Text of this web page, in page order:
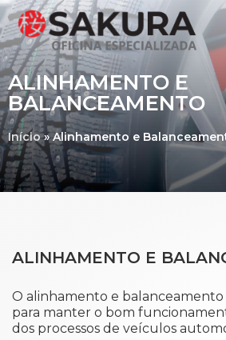
ALINHAMENTO E
BALANCEAMENTO
Início»Alinhamento e
ALINHAMENTO E
O alinhamento e
para manter o bom
dos processos de veículos